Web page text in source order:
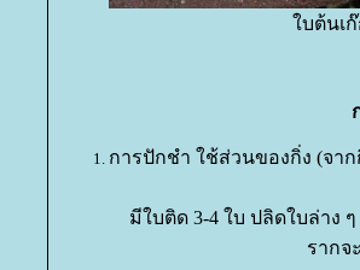
บต้นเ
การปักชำ ใช้ส่วนของกิ่ง (จา
มีใบติด 3-4 ใบ ปลิดใบล่าง
รากจ